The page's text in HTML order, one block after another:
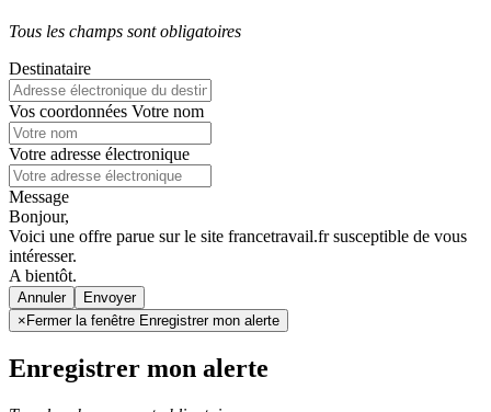
Tous les champs sont obligatoires
Destinataire
Vos coordonnées Votre nom
Votre adresse électronique
Message
Bonjour,
Voici une offre parue sur le site francetravail.fr susceptible de vous
intéresser.
A bientôt.
Annuler
× Fermer la fenêtre Enregistrer mon alerte
Enregistrer mon alerte